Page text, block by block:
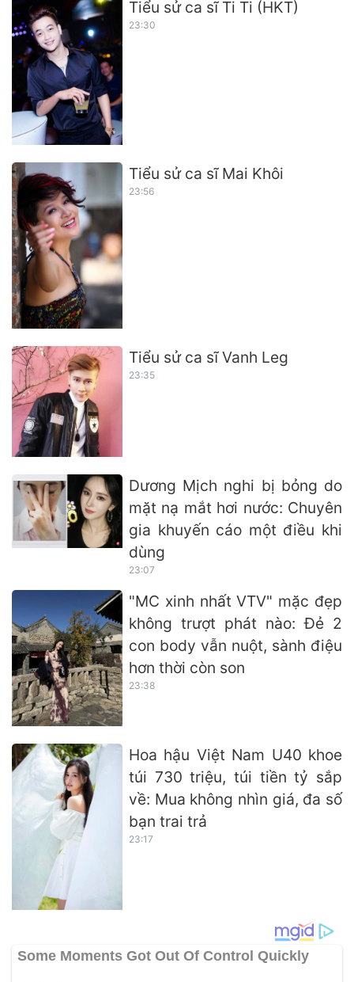
Tiểu sử ca sĩ Ti Ti (HKT)
23:30
Tiểu sử ca sĩ Mai Khôi
23:56
Tiểu sử ca sĩ Vanh Leg
23:35
Dương Mịch nghi bị bỏng do
mặt nạ mắt hơi nước: Chuyên
gia khuyến cáo một điều khi
dùng
23:07
"MC xinh nhất VTV" mặc đẹp
không trượt phát nào: Đẻ 2
con body vẫn nuột, sành điệu
hơn thời còn son
23:38
Hoa hậu Việt Nam U40 khoe
túi 730 triệu, túi tiền tỷ sắp
về: Mua không nhìn giá, đa số
bạn trai trả
23:17